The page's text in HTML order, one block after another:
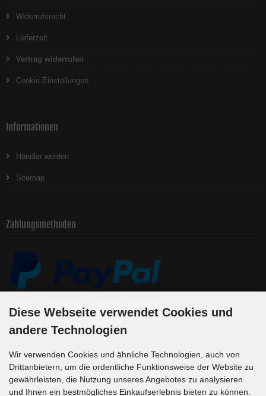
Widerrufsrecht
Lieferzeit
Vertrag widerrufen
Cookie Einstellungen
Informationen
Händler werden
Sitemap
Zahlungsmethoden
Newsletter-Anmeldung
Diese Webseite verwendet Cookies und
andere Technologien
Wir verwenden Cookies und ähnliche Technologien, auch von
Drittanbietern, um die ordentliche Funktionsweise der Website zu
gewährleisten, die Nutzung unseres Angebotes zu analysieren
und Ihnen ein bestmögliches Einkaufserlebnis bieten zu können.